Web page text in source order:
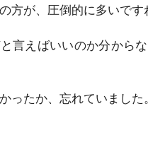
方が、圧倒的に多いです
言えばいいのか分から
ったか、忘れていました